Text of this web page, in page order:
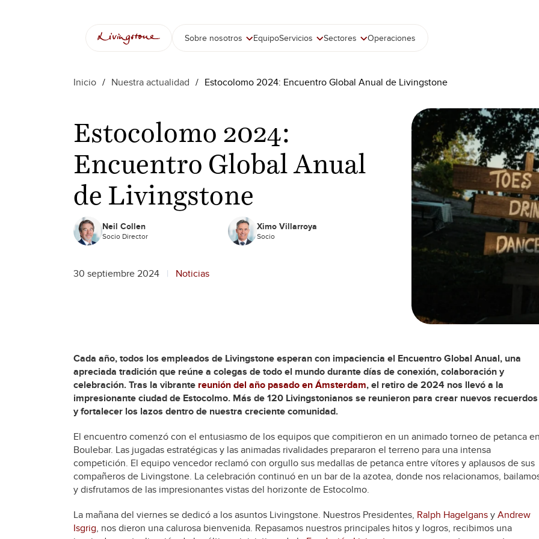
Sobre nosotros EquipoServicios Sectores Operaciones
Inicio / Nuestra actualidad / Estocolomo 2024: Encuentro Global Anual de Livingstone
Estocolomo 2024:
Encuentro Global Anual
de Livingstone
Neil Collen
Socio Director
Ximo Villarroya
Socio
30 septiembre 2024 Noticias
Cada año, todos los empleados de Livingstone esperan con impaciencia el Encuentro Global Anual, una
apreciada tradición que reúne a colegas de todo el mundo durante días de conexión, colaboración y
celebración. Tras la vibrante reunión del año pasado en Ámsterdam, el retiro de 2024 nos llevó a la
impresionante ciudad de Estocolmo. Más de 120 Livingstonianos se reunieron para crear nuevos recuerdos
y fortalecer los lazos dentro de nuestra creciente comunidad.
El encuentro comenzó con el entusiasmo de los equipos que compitieron en un animado torneo de petanca
Boulebar. Las jugadas estratégicas y las animadas rivalidades prepararon el terreno para una intensa
competición. El equipo vencedor reclamó con orgullo sus medallas de petanca entre vítores y aplausos de sus
compañeros de Livingstone. La celebración continuó en un bar de la azotea, donde nos relacionamos,
y disfrutamos de las impresionantes vistas del horizonte de Estocolmo.
La mañana del viernes se dedicó a los asuntos Livingstone. Nuestros Presidentes, Ralph Hagelgans y Andrew
Isgrig, nos dieron una calurosa bienvenida. Repasamos nuestros principales hitos y logros, recibimos una